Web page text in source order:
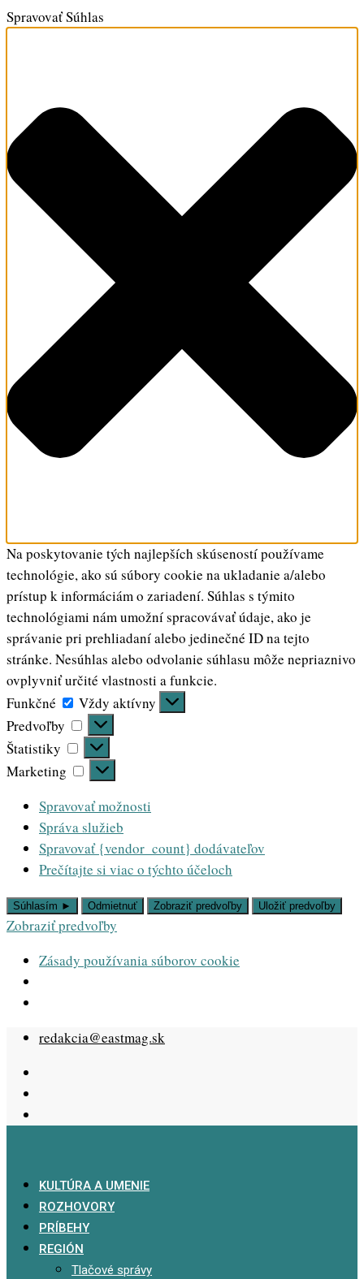
Spravovať Súhlas
Na poskytovanie tých najlepších skúseností používame
technológie, ako sú súbory cookie na ukladanie a/alebo
prístup k informáciám o zariadení. Súhlas s týmito
technológiami nám umožní spracovávať údaje, ako je
správanie pri prehliadaní alebo jedinečné ID na tejto
stránke. Nesúhlas alebo odvolanie súhlasu môže nepriaznivo
ovplyvniť určité vlastnosti a funkcie.
Funkčné
Funkčné
Vždy aktívny
Predvoľby
Predvoľby
Štatistiky
Štatistiky
Marketing
Marketing
Spravovať možnosti
Správa služieb
Spravovať {vendor_count} dodávateľov
Prečítajte si viac o týchto účeloch
Súhlasím ► Odmietnuť Zobraziť predvoľby Uložiť predvoľby
Zobraziť predvoľby
Zásady používania súborov cookie
Skip
content
redakcia@eastmag.sk
KULTÚRA A UMENIE
ROZHOVORY
PRÍBEHY
REGIÓN
Tlačové správy